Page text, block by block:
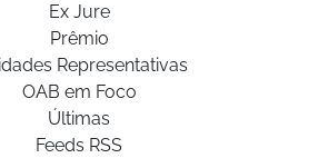
Ex Jure
Prêmio
Representativas
OAB em Foco
Últimas
Feeds RSS